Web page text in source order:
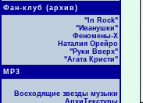
Фан-клуб (архив)
"In Rock"
"Иванушки"
Феномены-Х
Наталия Орейро
"Руки Вверх"
"Агата Кристи"
МР3
Восходящие звезды музыки
АрхиТекстуры